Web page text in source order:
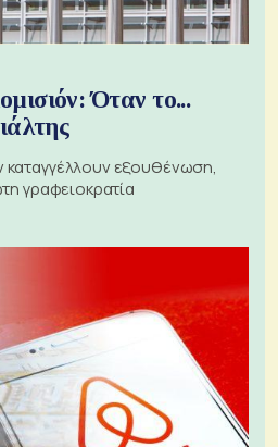
Όταν το...
καταγγέλλουν εξουθένωση,
γραφειοκρατία